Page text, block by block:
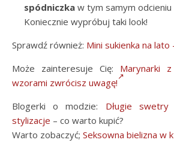
spódniczka w tym samym
Koniecznie wypróbuj taki look!
Sprawdź również: Mini sukienka na
Może zainteresuje Cię: Marynarki
wzorami zwrócisz uwagę!
Blogerki o modzie: Długie swetry
stylizacje – co warto kupić?
Warto zobaczyć; Seksowna bielizna w